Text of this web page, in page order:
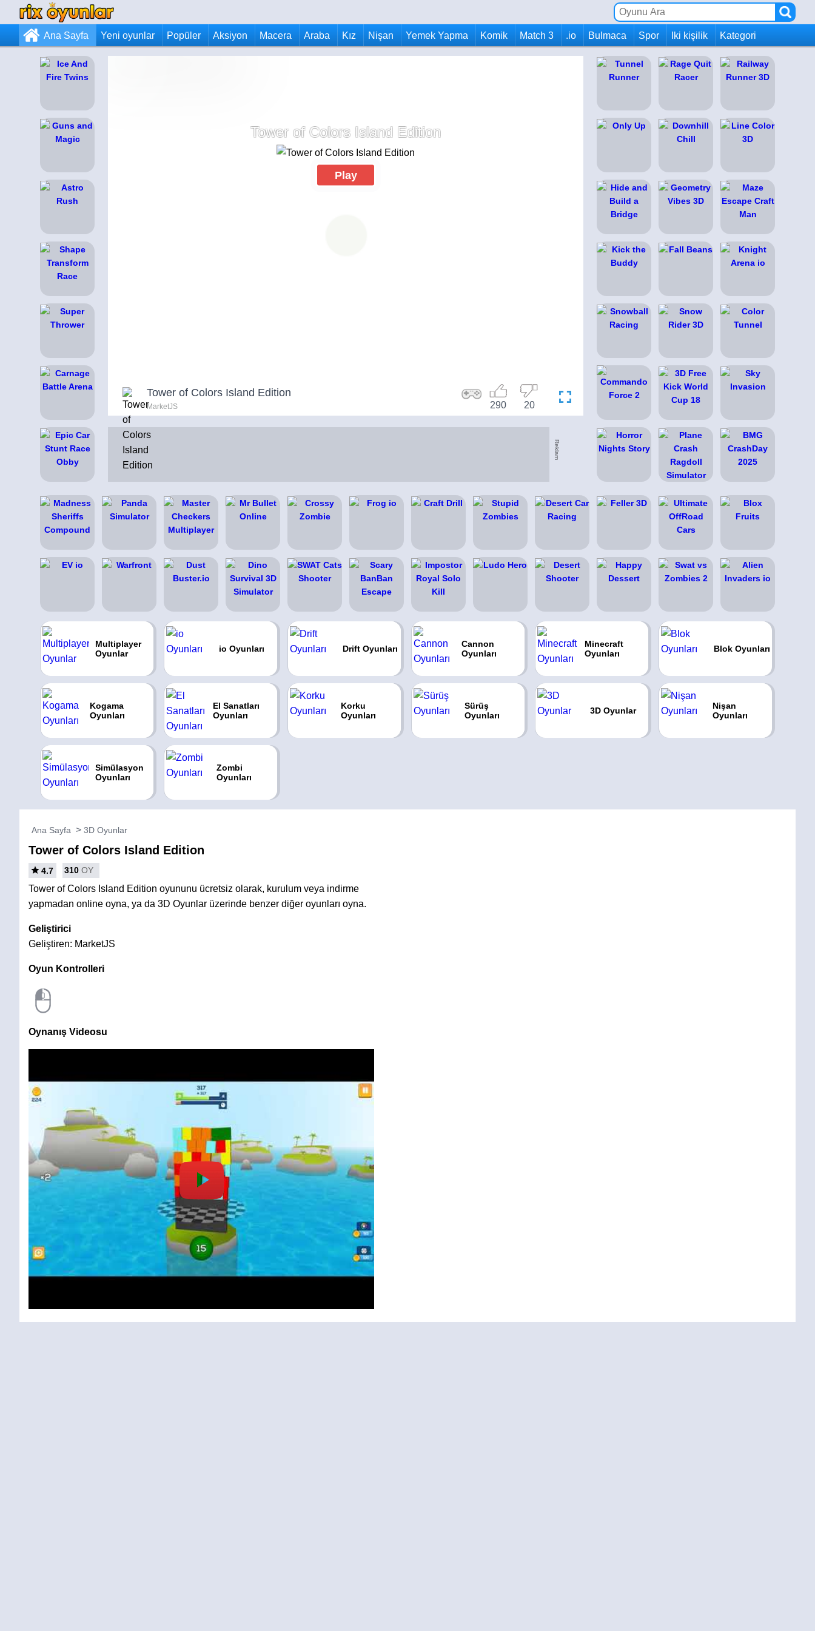
Ana Sayfa Yeni oyunlar Popüler Aksiyon Macera Araba Kız Nişan Yemek Yapma Komik Match 3 .io Bulmaca Spor Iki kişilik Kategori
Tower of Colors Island Edition
Play
Tower of Colors Island Edition
MarketJS 20
290
Reklam
Multiplayer
Oyunlar
io Oyunları Drift Oyunları
Cannon
Oyunları
Minecraft
Oyunları
Blok Oyunları
Kogama
Oyunları
El Sanatları
Oyunları
Korku
Oyunları
Sürüş
Oyunları
3D Oyunlar
Nişan
Oyunları
Simülasyon
Oyunları
Zombi
Oyunları
Ana Sayfa 3D Oyunlar
Tower of Colors Island Edition
4.7 310 OY
Tower of Colors Island Edition oyununu ücretsiz olarak, kurulum veya indirme
yapmadan online oyna, ya da 3D Oyunlar üzerinde benzer diğer oyunları oyna.
Geliştirici
Geliştiren: MarketJS
Oyun Kontrolleri
Oynanış Videosu